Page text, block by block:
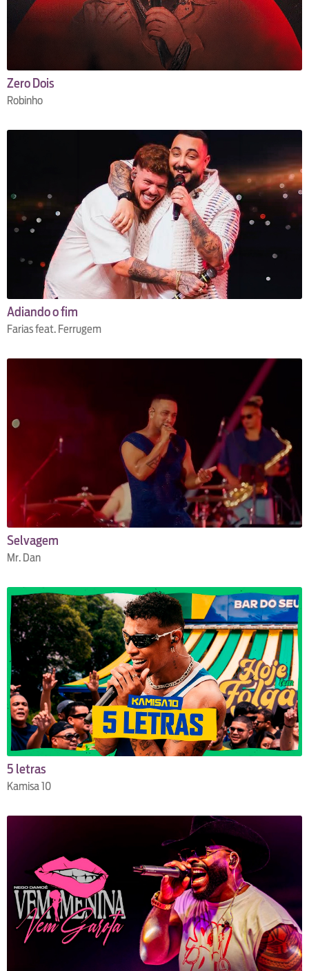
Zero Dois
Robinho
Adiando o fim
Farias feat. Ferrugem
Selvagem
Mr. Dan
5 letras
Kamisa 10